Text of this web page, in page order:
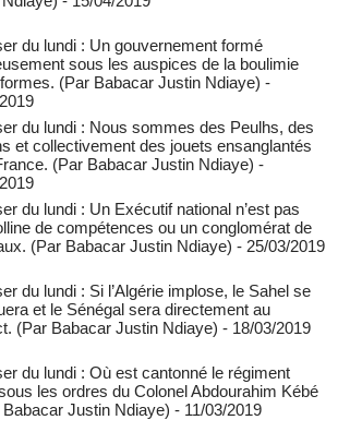
du lundi : Un gouvernement formé
sous les auspices de la boulimie
(Par Babacar Justin Ndiaye) -
du lundi : Nous sommes des Peulhs, des
et collectivement des jouets ensanglantés
(Par Babacar Justin Ndiaye) -
du lundi : Un Exécutif national n’est pas
de compétences ou un conglomérat de
(Par Babacar Justin Ndiaye) - 25/03/2019
du lundi : Si l’Algérie implose, le Sahel se
et le Sénégal sera directement au
(Par Babacar Justin Ndiaye) - 18/03/2019
du lundi : Où est cantonné le régiment
les ordres du Colonel Abdourahim Kébé
Justin Ndiaye) - 11/03/2019